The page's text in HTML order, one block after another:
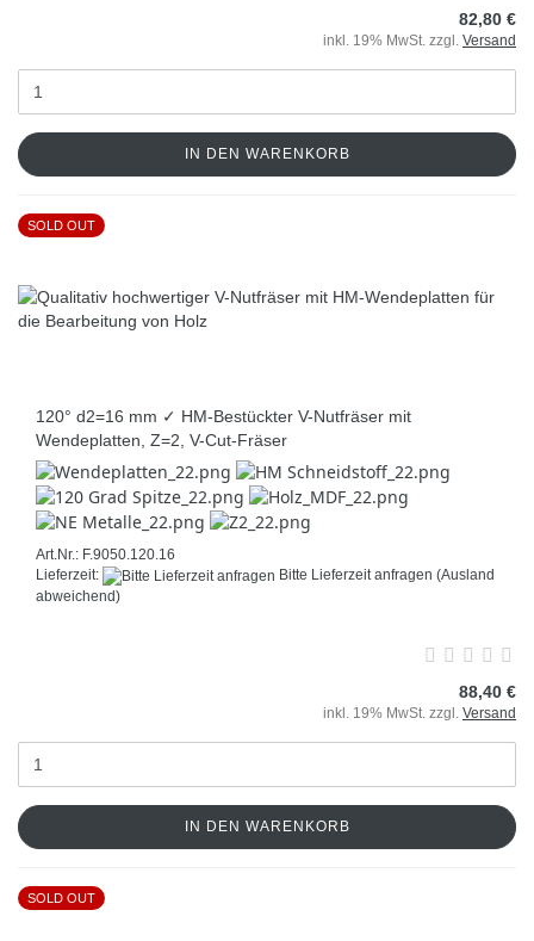
82,80 €
inkl. 19% MwSt. zzgl. Versand
IN DEN WARENKORB
SOLD OUT
120° d2=16 mm ✓ HM-Bestückter V-Nutfräser mit
Wendeplatten, Z=2, V-Cut-Fräser
Art.Nr.: F.9050.120.16
Lieferzeit:
Bitte Lieferzeit anfragen (Ausland
abweichend)
88,40 €
inkl. 19% MwSt. zzgl. Versand
IN DEN WARENKORB
SOLD OUT